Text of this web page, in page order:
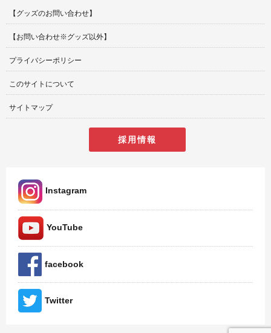
【グッズのお問い合わせ】
【お問い合わせ※グッズ以外】
プライバシーポリシー
このサイトについて
サイトマップ
採用情報
Instagram
YouTube
facebook
Twitter